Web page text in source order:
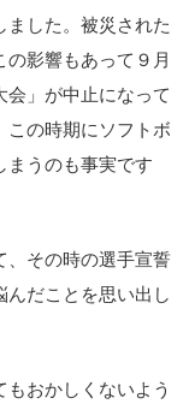
した。被災された
影響もあって９月
会」が中止になって
この時期にソフトボ
まうのも事実です
、その時の選手宣誓
んだことを思い出し
おかしくないよう